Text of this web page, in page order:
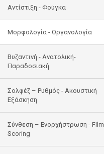
Αντίστιξη - Φούγκα
Μορφολογία - Οργανολογία
Bυζαντινή - Ανατολική-
Παραδοσιακή
Σολφέζ – Ρυθμός - Ακουστική
Εξάσκηση
Σύνθεση – Ενορχήστρωση - Film
Scoring